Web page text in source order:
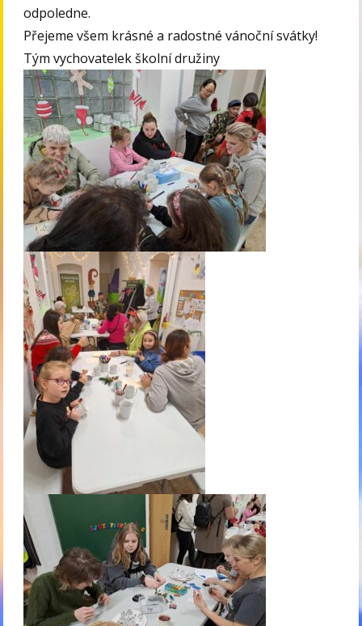
odpoledne.
Přejeme všem krásné a radostné vánoční svátky!
Tým vychovatelek školní družiny